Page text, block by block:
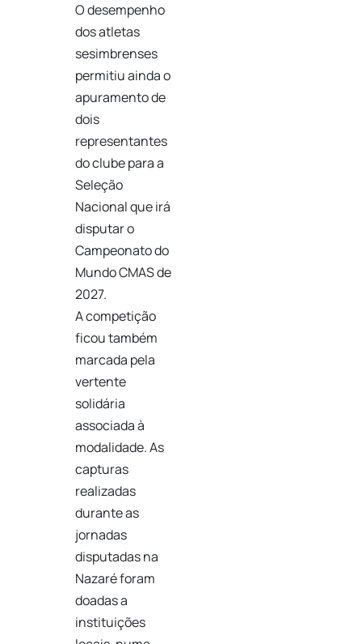
O desempenho
dos atletas
sesimbrenses
permitiu ainda o
apuramento de
dois
representantes
do clube para a
Seleção
Nacional que irá
disputar o
Campeonato do
Mundo CMAS de
2027.
A competição
ficou também
marcada pela
vertente
solidária
associada à
modalidade. As
capturas
realizadas
durante as
jornadas
disputadas na
Nazaré foram
doadas a
instituições